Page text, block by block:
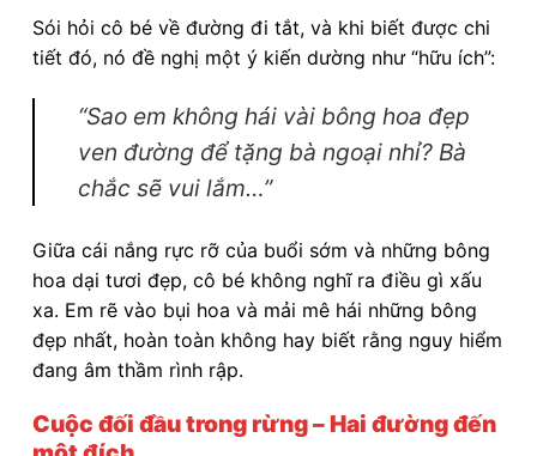
Sói hỏi cô bé về đường đi tắt, và khi biết được chi
tiết đó, nó đề nghị một ý kiến dường như “hữu ích”:
“Sao em không hái vài bông hoa đẹp
ven đường để tặng bà ngoại nhỉ? Bà
chắc sẽ vui lắm…”
Giữa cái nắng rực rỡ của buổi sớm và những bông
hoa dại tươi đẹp, cô bé không nghĩ ra điều gì xấu
xa. Em rẽ vào bụi hoa và mải mê hái những bông
đẹp nhất, hoàn toàn không hay biết rằng nguy hiểm
đang âm thầm rình rập.
Cuộc đối đầu trong rừng – Hai đường đến